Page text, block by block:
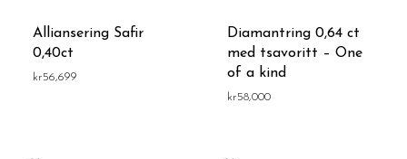
Alliansering Safir
0,40ct
kr56,699
Diamantring 0,64 ct
med tsavoritt – One
of a kind
kr58,000